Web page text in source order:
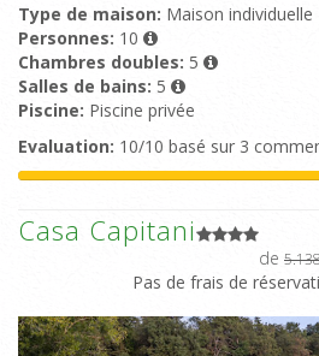
Type de maison: Maison individuelle
Personnes: 10
Chambres doubles: 5
Salles de bains: 5
Piscine: Piscine privée
Evaluation: 10/10 basé sur 3
Casa Capitani
de
Pas de frais de